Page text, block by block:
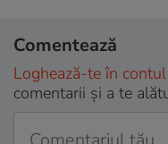
Comentează
Loghează-te în
comentarii și a te